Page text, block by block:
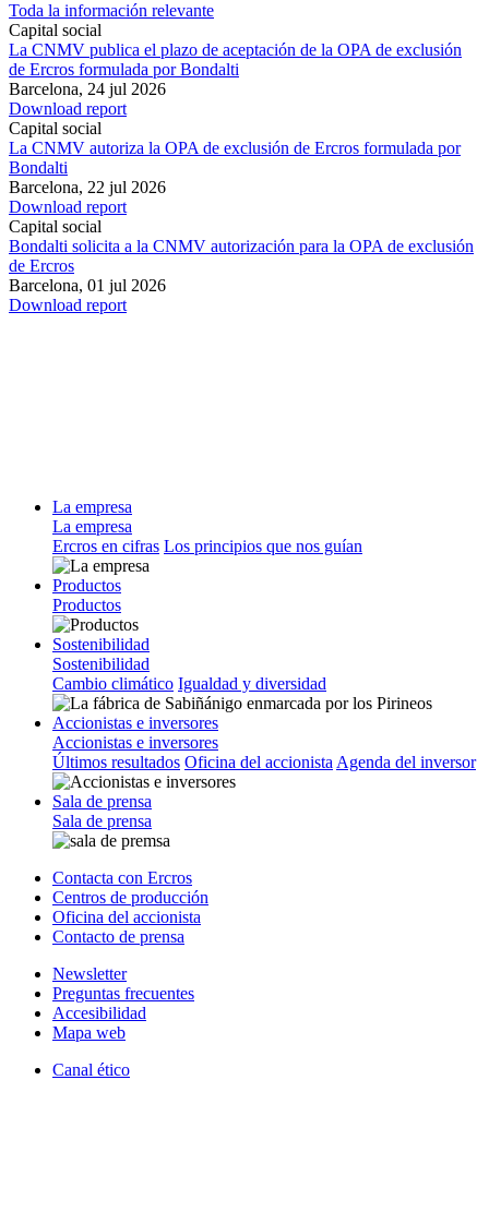
Toda la información relevante
Capital social
La CNMV publica el plazo de aceptación de la OPA de exclusión
de Ercros formulada por Bondalti
Barcelona, 24 jul 2026
Download report
Capital social
La CNMV autoriza la OPA de exclusión de Ercros formulada por
Bondalti
Barcelona, 22 jul 2026
Download report
Capital social
Bondalti solicita a la CNMV autorización para la OPA de exclusión
de Ercros
Barcelona, 01 jul 2026
Download report
La empresa
La empresa
Ercros en cifras Los principios que nos guían
Productos
Productos
Sostenibilidad
Sostenibilidad
Cambio climático Igualdad y diversidad
Accionistas e inversores
Accionistas e inversores
Últimos resultados Oficina del accionista Agenda del inversor
Sala de prensa
Sala de prensa
Contacta con Ercros
Centros de producción
Oficina del accionista
Contacto de prensa
Newsletter
Preguntas frecuentes
Accesibilidad
Mapa web
Canal ético